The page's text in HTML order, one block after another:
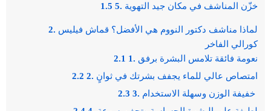
1.5 5. خزّن المناشف في مكان جيد التهوية
2. لماذا مناشف دكتور النووم هي الأفضل؟ قماش فيليس
كورالي الفاخر
2.1 1. نعومة فائقة تلامس البشرة برفق
2.2 2. امتصاص عالي للماء يجفف بشرتك في ثوانٍ